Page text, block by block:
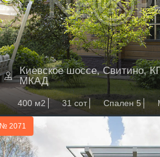
Киевское шоссе, Свитино,
МКАД
400 м2 31 сот Спален 5
№ 2071